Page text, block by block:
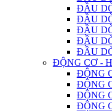
ĐẦU
ĐẦU
ĐẦU
ĐẦU
ĐẦU
ĐỘNG CƠ -
ĐỘNG
ĐỘNG
ĐỘNG
ĐỘNG